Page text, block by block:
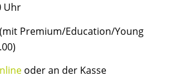
Uhr
Premium/Education/Young
oder an der Kasse